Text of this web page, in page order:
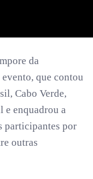
da
que contou
Cabo Verde,
e enquadrou a
participantes por
outras